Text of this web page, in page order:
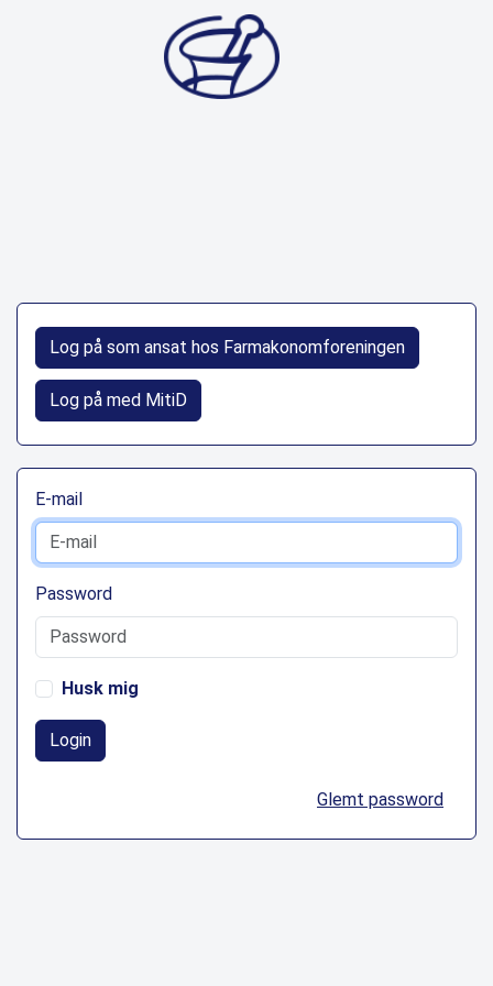
Log på som ansat hos Farmakonomforeningen
Log på med MitiD
E-mail
Password
Husk mig
Login
Glemt password